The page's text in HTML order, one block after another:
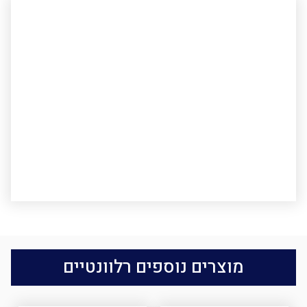
מוצרים נוספים רלוונטיים